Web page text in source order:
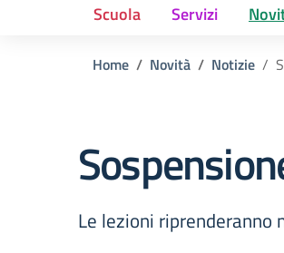
Scuola Servizi
Home Novità Notizie
Le lezioni